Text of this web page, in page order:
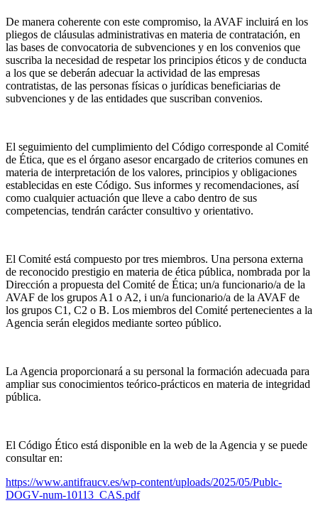
De manera coherente con este compromiso, la AVAF incluirá en los
pliegos de cláusulas administrativas en materia de contratación, en
las bases de convocatoria de subvenciones y en los convenios que
suscriba la necesidad de respetar los principios éticos y de conducta
a los que se deberán adecuar la actividad de las empresas
contratistas, de las personas físicas o jurídicas beneficiarias de
subvenciones y de las entidades que suscriban convenios.
El seguimiento del cumplimiento del Código corresponde al Comité
de Ética, que es el órgano asesor encargado de criterios comunes en
materia de interpretación de los valores, principios y obligaciones
establecidas en este Código. Sus informes y recomendaciones, así
como cualquier actuación que lleve a cabo dentro de sus
competencias, tendrán carácter consultivo y orientativo.
El Comité está compuesto por tres miembros. Una persona externa
de reconocido prestigio en materia de ética pública, nombrada por la
Dirección a propuesta del Comité de Ética; un/a funcionario/a de la
AVAF de los grupos A1 o A2, i un/a funcionario/a de la AVAF de
los grupos C1, C2 o B. Los miembros del Comité pertenecientes a la
Agencia serán elegidos mediante sorteo público.
La Agencia proporcionará a su personal la formación adecuada para
ampliar sus conocimientos teórico-prácticos en materia de integridad
pública.
El Código Ético está disponible en la web de la Agencia y se puede
consultar en:
https://www.antifraucv.es/wp-content/uploads/2025/05/Publc-
DOGV-num-10113_CAS.pdf